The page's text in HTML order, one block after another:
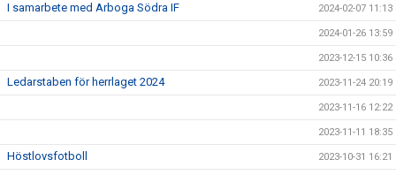
I samarbete med Arboga Södra IF 2024-02-07 11:13
2024-01-26 13:59
2023-12-15 10:36
Ledarstaben för herrlaget 2024 2023-11-24 20:19
2023-11-16 12:22
2023-11-11 18:35
Höstlovsfotboll 2023-10-31 16:21